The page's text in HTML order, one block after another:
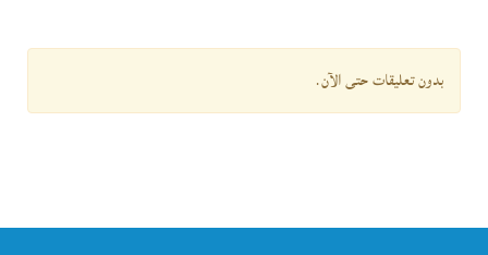
بدون تعليقات حتى الآن.